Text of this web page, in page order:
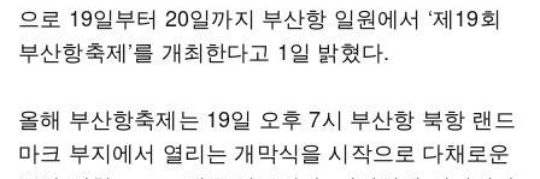
으로 19일부터 20일까지 부산항 일원에서 ‘제19회
부산항축제’를 개최한다고 1일 밝혔다.
올해 부산항축제는 19일 오후 7시 부산항 북항 랜드
마크 부지에서 열리는 개막식을 시작으로 다채로운